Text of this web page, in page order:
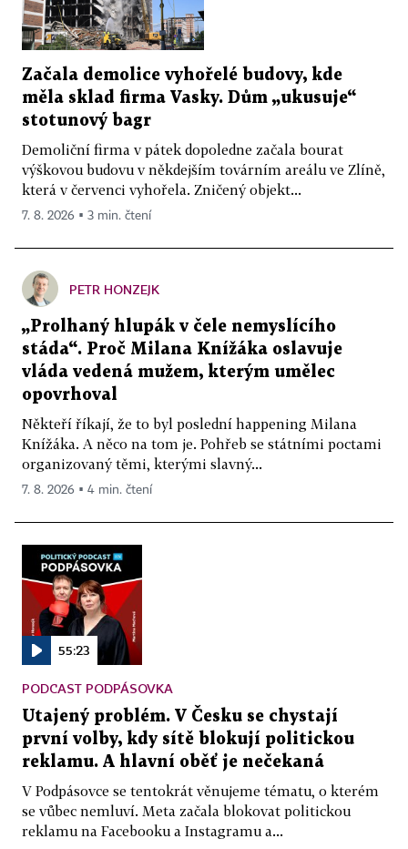
Začala demolice vyhořelé budovy, kde
měla sklad firma Vasky. Dům „ukusuje“
stotunový bagr
Demoliční firma v pátek dopoledne začala bourat
výškovou budovu v někdejším továrním areálu ve Zlíně,
která v červenci vyhořela. Zničený objekt...
7. 8. 2026 ▪ 3 min. čtení
PETR HONZEJK
„Prolhaný hlupák v čele nemyslícího
stáda“. Proč Milana Knížáka oslavuje
vláda vedená mužem, kterým umělec
opovrhoval
Někteří říkají, že to byl poslední happening Milana
Knížáka. A něco na tom je. Pohřeb se státními poctami
organizovaný těmi, kterými slavný...
7. 8. 2026 ▪ 4 min. čtení
55:23
PODCAST PODPÁSOVKA
Utajený problém. V Česku se chystají
první volby, kdy sítě blokují politickou
reklamu. A hlavní oběť je nečekaná
V Podpásovce se tentokrát věnujeme tématu, o kterém
se vůbec nemluví. Meta začala blokovat politickou
reklamu na Facebooku a Instagramu a...